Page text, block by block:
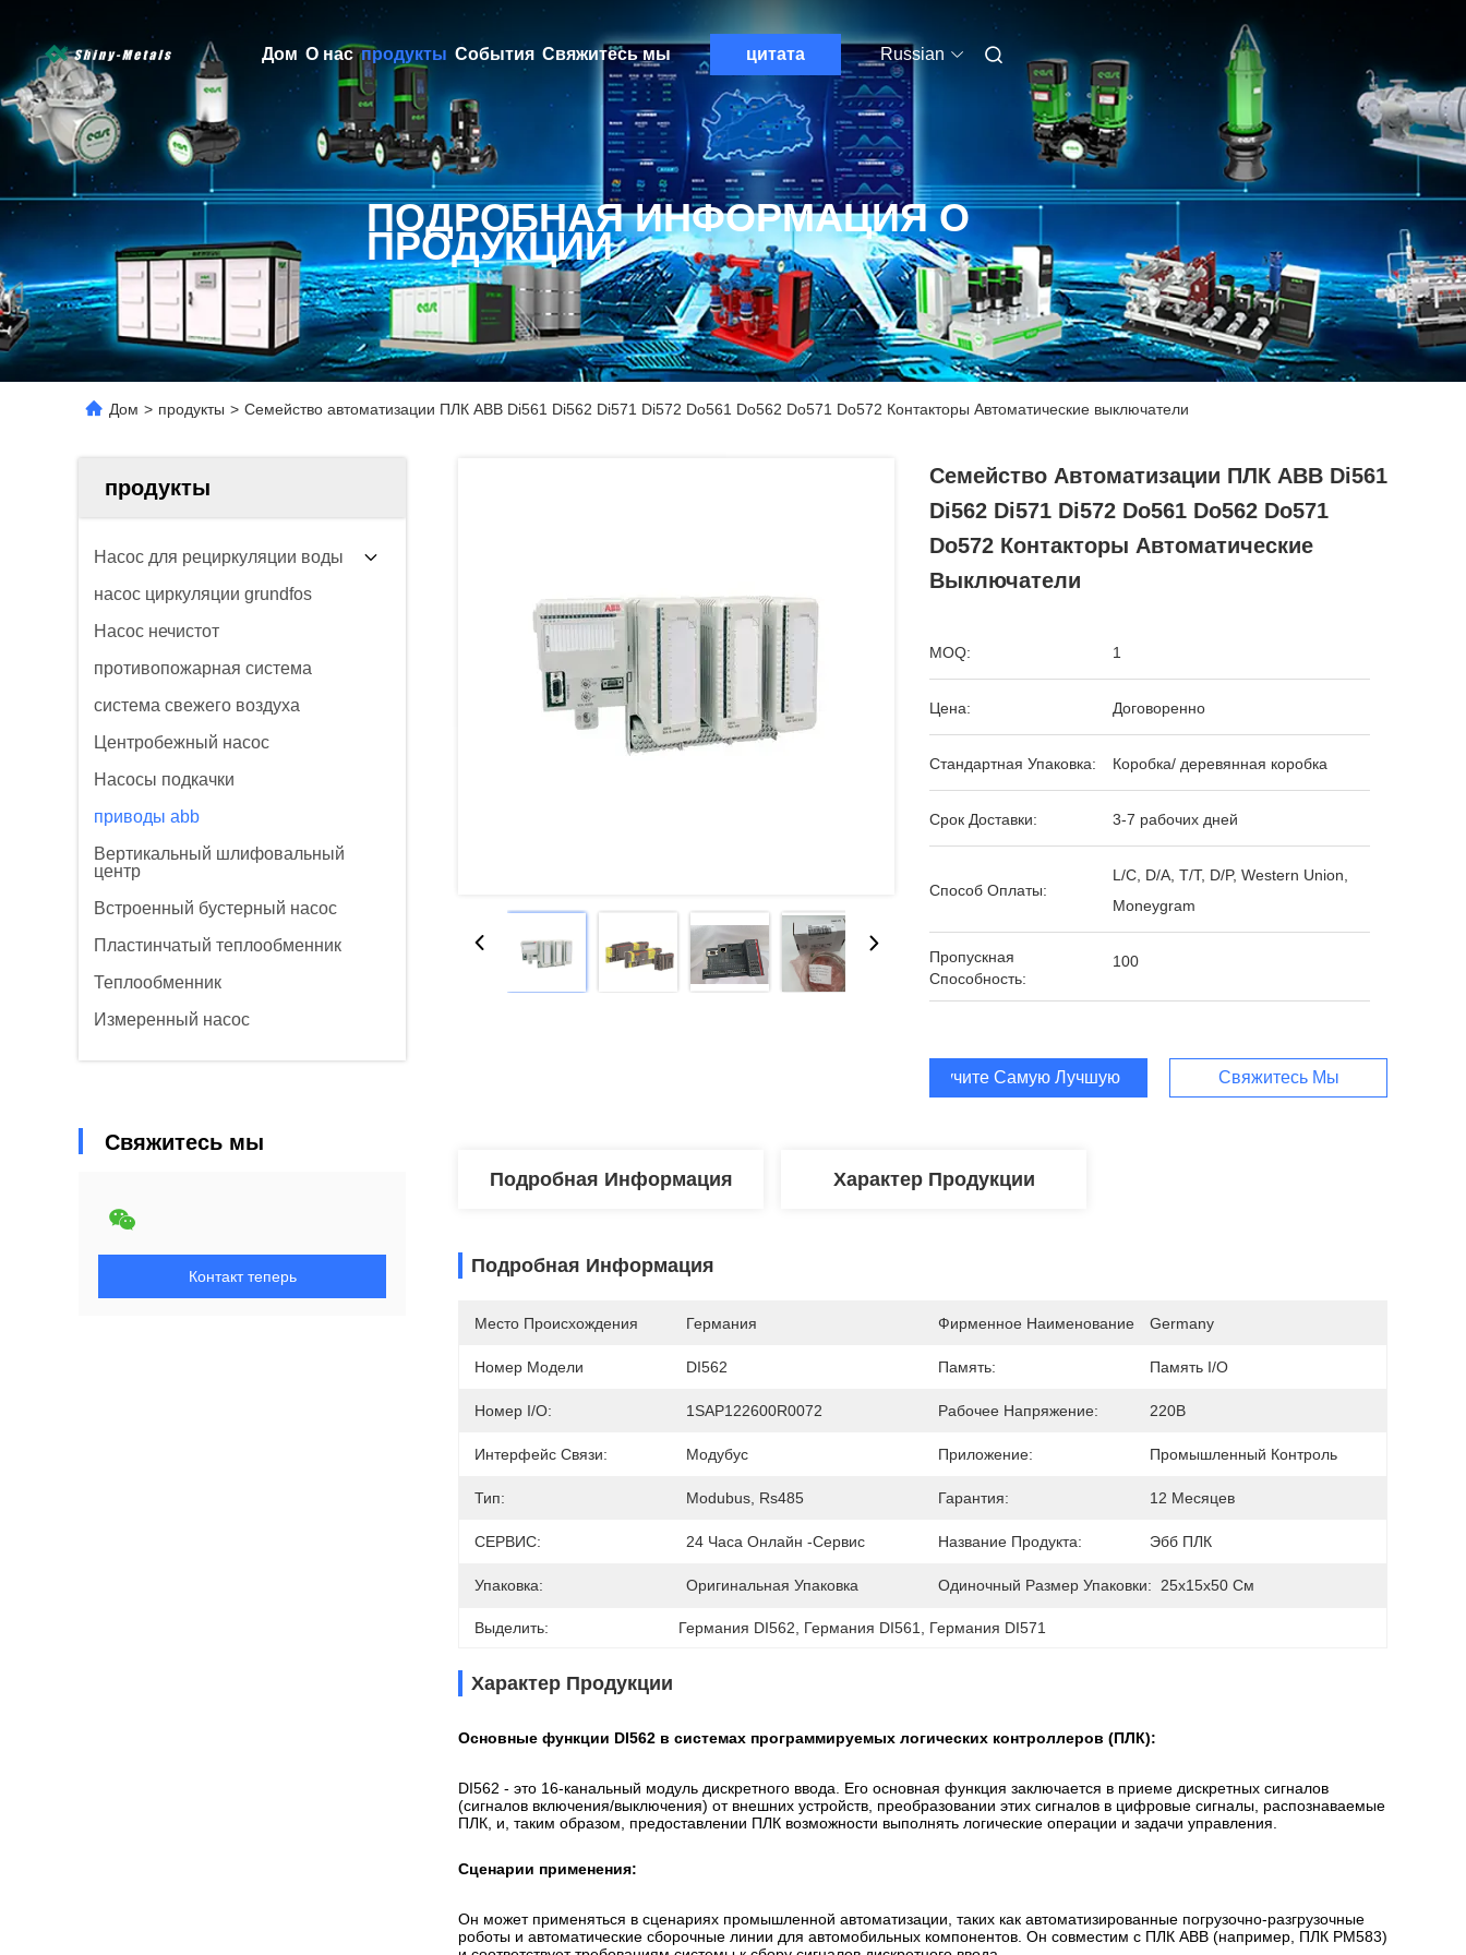
Дом О нас продукты События Свяжитесь мы цитата Russian
ПОДРОБНАЯ ИНФОРМАЦИЯ О
ПРОДУКЦИИ
Дом > продукты > Семейство автоматизации ПЛК ABB Di561 Di562 Di571 Di572 Do561 Do562 Do571 Do572 Контакторы Автоматические выключатели
продукты
Насос для рециркуляции воды
насос циркуляции grundfos
Насос нечистот
противопожарная система
система свежего воздуха
Центробежный насос
Насосы подкачки
приводы abb
Вертикальный шлифовальный
центр
Встроенный бустерный насос
Пластинчатый теплообменник
Теплообменник
Измеренный насос
Свяжитесь мы
Контакт теперь
Семейство Автоматизации ПЛК ABB Di561
Di562 Di571 Di572 Do561 Do562 Do571
Do572 Контакторы Автоматические
Выключатели
MOQ: 1
Цена: Договоренно
Стандартная Упаковка: Коробка/ деревянная коробка
Срок Доставки: 3-7 рабочих дней
Способ Оплаты:
L/C, D/A, T/T, D/P, Western Union,
Moneygram
Пропускная
Способность:
100
Получите Самую Лучшую Цену Свяжитесь Мы
Подробная Информация Характер Продукции
Подробная Информация
Место Происхождения Германия Фирменное Наименование Germany
Номер Модели DI562 Память: Память I/O
Номер I/O: 1SAP122600R0072 Рабочее Напряжение: 220В
Интерфейс Связи: Модубус Приложение: Промышленный Контроль
Тип: Modubus, Rs485 Гарантия: 12 Месяцев
СЕРВИС: 24 Часа Онлайн -сервис Название Продукта: Эбб ПЛК
Упаковка: Оригинальная Упаковка Одиночный Размер Упаковки: 25x15x50 См
Выделить: Германия DI562 Германия DI561 Германия DI571
Характер Продукции
Основные функции DI562 в системах программируемых логических контроллеров (ПЛК):
DI562 - это 16-канальный модуль дискретного ввода. Его основная функция заключается в приеме дискретных сигналов
(сигналов включения/выключения) от внешних устройств, преобразовании этих сигналов в цифровые сигналы, распознаваемые
ПЛК, и, таким образом, предоставлении ПЛК возможности выполнять логические операции и задачи управления.
Сценарии применения:
Он может применяться в сценариях промышленной автоматизации, таких как автоматизированные погрузочно-разгрузочные
роботы и автоматические сборочные линии для автомобильных компонентов. Он совместим с ПЛК ABB (например, ПЛК PM583)